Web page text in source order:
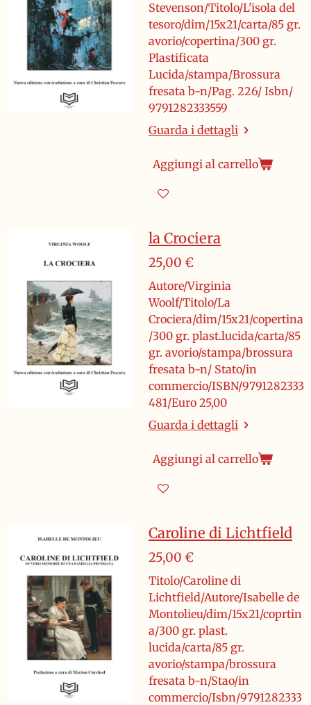
Stevenson/Titolo/L'isola del
tesoro/dim/15x21/carta/85 gr.
avorio/copertina/300 gr.
Plastificata
Lucida/stampa/Brossura
fresata b-n/Pag. 226/ Isbn/
9791282333559
Guarda i dettagli
Aggiungi al carrello
la Crociera
25,00 €
Autore/Virginia
Woolf/Titolo/La
Crociera/dim/15x21/copertina
/300 gr. plast.lucida/carta/85
gr. avorio/stampa/brossura
fresata b-n/ Stato/in
commercio/ISBN/9791282333
481/Euro 25,00
Guarda i dettagli
Aggiungi al carrello
Caroline di Lichtfield
25,00 €
Titolo/Caroline di
Lichtfield/Autore/Isabelle de
Montolieu/dim/15x21/coprtin
a/300 gr. plast.
lucida/carta/85 gr.
avorio/stampa/brossura
fresata b-n/Stao/in
commercio/Isbn/9791282333